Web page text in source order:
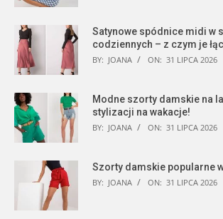
Satynowe spódnice midi w
codziennych – z czym je
BY: JOANA ON: 31 LIPCA 2026
Modne szorty damskie na
stylizacji na wakacje!
BY: JOANA ON: 31 LIPCA 2026
Szorty damskie popularne
BY: JOANA ON: 31 LIPCA 2026